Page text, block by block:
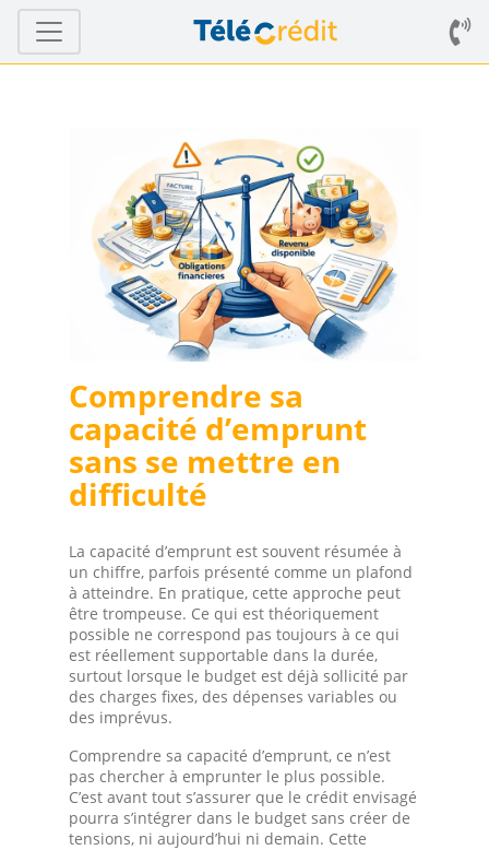
Comprendre sa
capacité d’emprunt
sans se mettre en
difficulté
La capacité d’emprunt est souvent résumée à
un chiffre, parfois présenté comme un plafond
à atteindre. En pratique, cette approche peut
être trompeuse. Ce qui est théoriquement
possible ne correspond pas toujours à ce qui
est réellement supportable dans la durée,
surtout lorsque le budget est déjà sollicité par
des charges fixes, des dépenses variables ou
des imprévus.
Comprendre sa capacité d’emprunt, ce n’est
pas chercher à emprunter le plus possible.
C’est avant tout s’assurer que le crédit envisagé
pourra s’intégrer dans le budget sans créer de
tensions, ni aujourd’hui ni demain. Cette